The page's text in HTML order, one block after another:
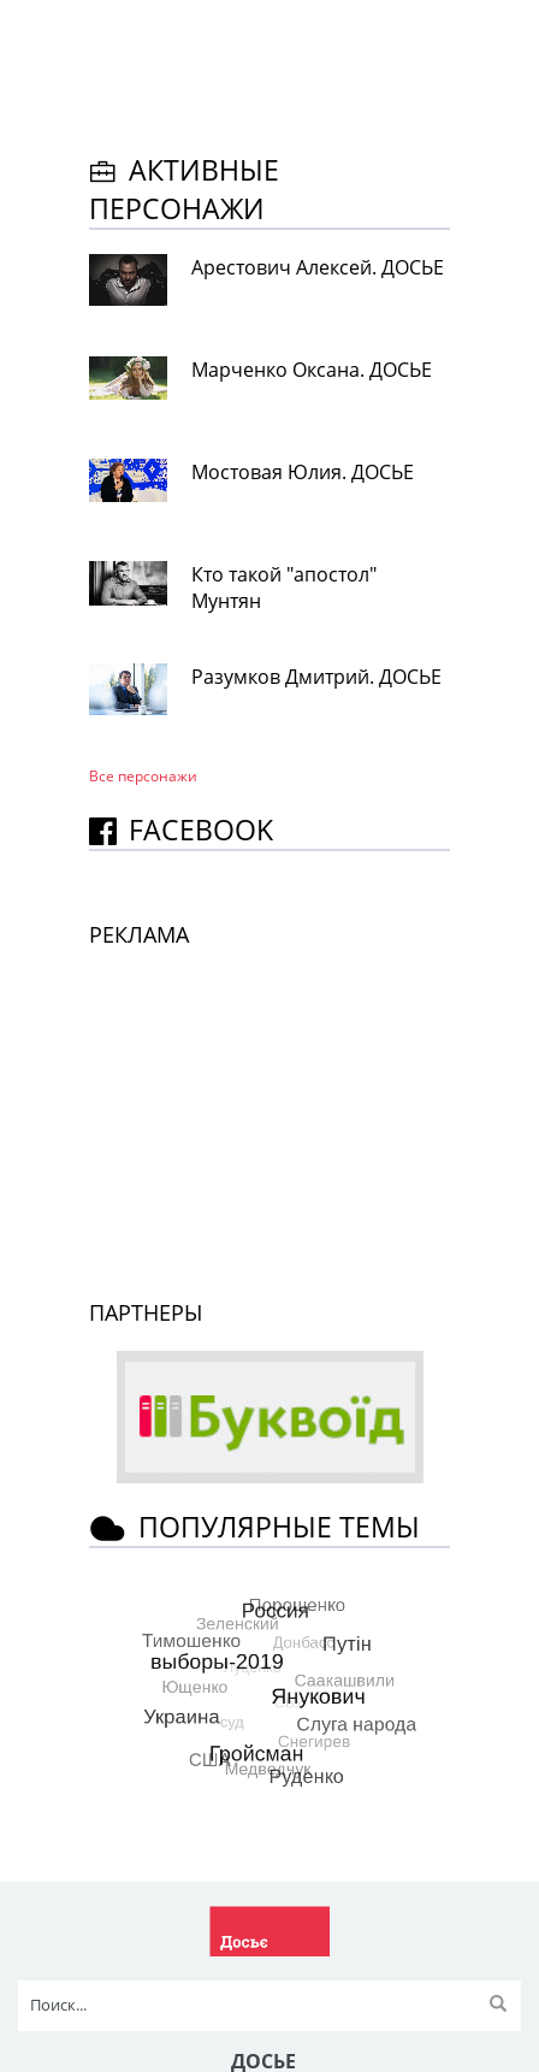
АКТИВНЫЕ
ПЕРСОНАЖИ
Арестович Алексей. ДОСЬЕ
Марченко Оксана. ДОСЬЕ
Мостовая Юлия. ДОСЬЕ
Кто такой "апостол"
Мунтян
Разумков Дмитрий. ДОСЬЕ
Все персонажи
FACEBOOK
РЕКЛАМА
ПАРТНЕРЫ
ПОПУЛЯРНЫЕ ТЕМЫ
ДОСЬЕ